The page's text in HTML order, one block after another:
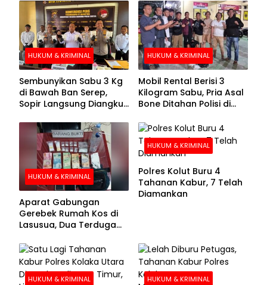
Pengejaran
HUKUM & KRIMINAL
Sembunyikan Sabu 3 Kg
di Bawah Ban Serep,
Sopir Langsung Diangkut
HUKUM & KRIMINAL
Mobil Rental Berisi 3
Kilogram Sabu, Pria Asal
Bone Ditahan Polisi di
HUKUM & KRIMINAL
Aparat Gabungan
Gerebek Rumah Kos di
Lasusua, Dua Terduga
HUKUM & KRIMINAL
Polres Kolut Buru 4
Tahanan Kabur, 7 Telah
Diamankan
HUKUM & KRIMINAL HUKUM & KRIMINAL